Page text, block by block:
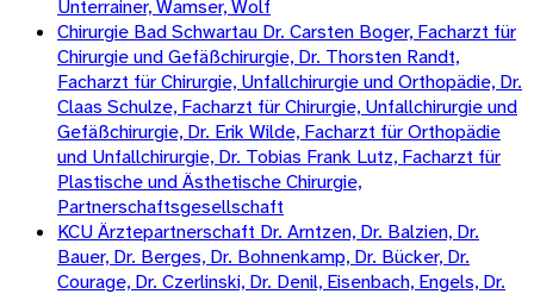
Unterrainer, Wamser, Wolf
Chirurgie Bad Schwartau Dr. Carsten Boger, Facharzt für
Chirurgie und Gefäßchirurgie, Dr. Thorsten Randt,
Facharzt für Chirurgie, Unfallchirurgie und Orthopädie, Dr.
Claas Schulze, Facharzt für Chirurgie, Unfallchirurgie und
Gefäßchirurgie, Dr. Erik Wilde, Facharzt für Orthopädie
und Unfallchirurgie, Dr. Tobias Frank Lutz, Facharzt für
Plastische und Ästhetische Chirurgie,
Partnerschaftsgesellschaft
KCU Ärztepartnerschaft Dr. Arntzen, Dr. Balzien, Dr.
Bauer, Dr. Berges, Dr. Bohnenkamp, Dr. Bücker, Dr.
Courage, Dr. Czerlinski, Dr. Denil, Eisenbach, Engels, Dr.